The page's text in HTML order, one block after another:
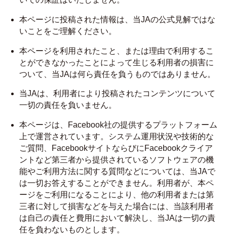
本ページに投稿された情報は、当JAの公式見解ではな
いことをご理解ください。
本ページを利用されたこと、または理由で利用するこ
とができなかったことによって生じる利用者の損害に
ついて、当JAは何ら責任を負うものではありません。
当JAは、利用者により投稿されたコンテンツについて
一切の責任を負いません。
本ページは、Facebook社の提供するプラットフォーム
上で運営されています。システム運用状況や技術的な
ご質問、FacebookサイトならびにFacebookクライア
ントなど第三者から提供されているソフトウェアの機
能やご利用方法に関する質問などについては、当JAで
は一切お答えすることができません。利用者が、本ペ
ージをご利用になることにより、他の利用者または第
三者に対して損害などを与えた場合には、当該利用者
は自己の責任と費用において解決し、当JAは一切の責
任を負わないものとします。